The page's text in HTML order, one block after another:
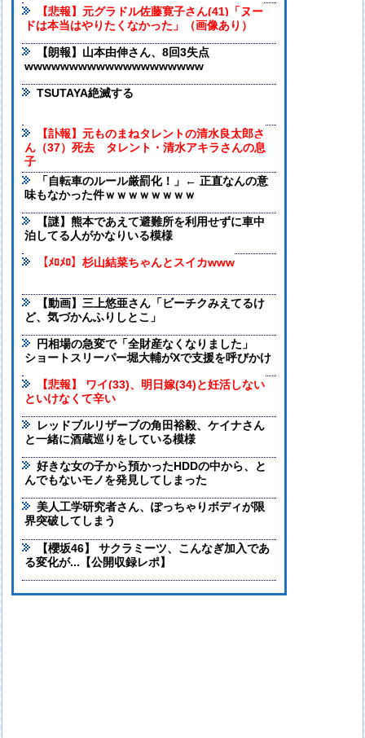
【悲報】元グラドル佐藤寛子さん(41)「ヌー
ドは本当はやりたくなかった」（画像あり）
【朗報】山本由伸さん、8回3失点
wwwwwwwwwwwwwwwwwwww
TSUTAYA絶滅する
【訃報】元ものまねタレントの清水良太郎さ
ん（37）死去 タレント・清水アキラさんの息
子
「自転車のルール厳罰化！」← 正直なんの意
味もなかった件ｗｗｗｗｗｗｗｗ
【謎】熊本であえて避難所を利用せずに車中
泊してる人がかなりいる模様
【ﾒﾛﾒﾛ】杉山結菜ちゃんとスイカwww
【動画】三上悠亜さん「ビーチクみえてるけ
ど、気づかんふりしとこ」
円相場の急変で「全財産なくなりました」
ショートスリーパー堀大輔がXで支援を呼びかけ
【悲報】 ワイ(33)、明日嫁(34)と妊活しない
といけなくて辛い
レッドブルリザーブの角田裕毅、ケイナさん
と一緒に酒蔵巡りをしている模様
好きな女の子から預かったHDDの中から、と
んでもないモノを発見してしまった
美人工学研究者さん、ぽっちゃりボディが限
界突破してしまう
【櫻坂46】 サクラミーツ、こんなぎ加入であ
る変化が...【公開収録レポ】